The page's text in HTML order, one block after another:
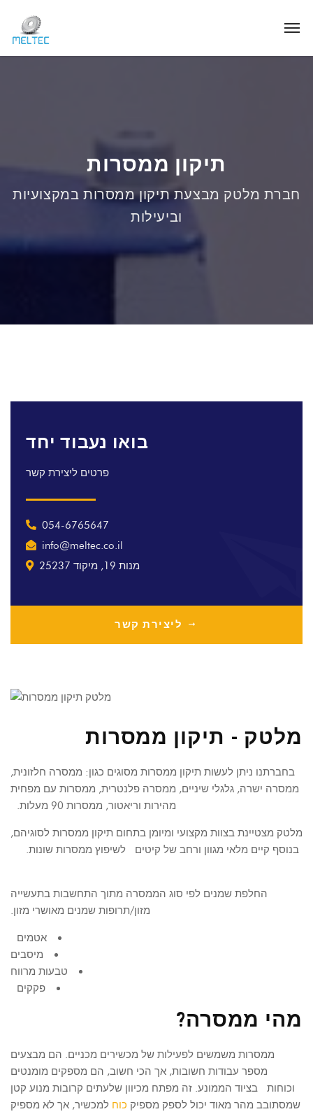
תיקון ממסרות
חברת מלטק מבצעת תיקון ממסרות במקצועיות
וביעילות
בואו נעבוד יחד
פרטים ליצירת קשר
054-6765647
info@meltec.co.il
מנות 19, מיקוד 25237
ליצירת קשר
מלטק - תיקון ממסרות
בחברתנו ניתן לעשות תיקון ממסרות מסוגים כגון: ממסרה חלזונית,
ממסרה ישרה, גלגלי שיניים, ממסרה פלנטרית, ממסרות עם מפחית
מהירות וריאטור, ממסרות 90 מעלות.
מלטק מצטיינת בצוות מקצועי ומיומן בתחום תיקון ממסרות לסוגיהם,
בנוסף קיים מלאי מגוון ורחב של קיטים לשיפוץ ממסרות שונות.
החלפת שמנים לפי סוג הממסרה מתוך התחשבות בתעשייה
מזון/תרופות שמנים מאושרי מזון.
אטמים
מיסבים
טבעות מרווח
פקקים
?מהי ממסרה
ממסרות משמשים לפעילות של מכשירים מכניים. הם מבצעים
מספר עבודות חשובות, אך הכי חשוב, הם מספקים מומנטים
וכוחות בציוד הממונע. זה מפתח מכיוון שלעתים קרובות מנוע קטן
שמסתובב מהר מאוד יכול לספק מספיק כוח למכשיר, אך לא מספיק